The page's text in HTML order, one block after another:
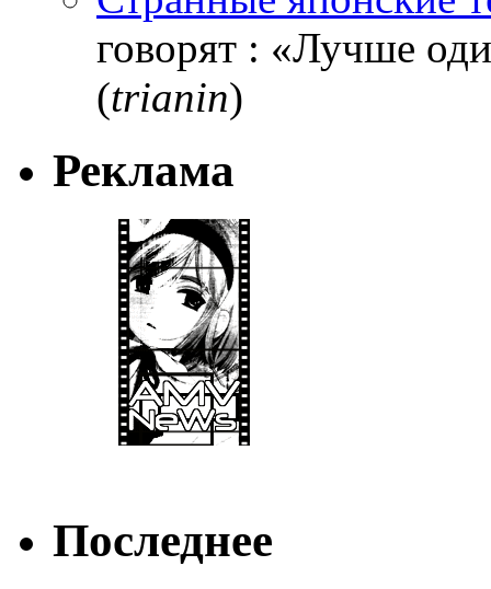
говорят : «Лучше
(trianin)
Реклама
Последнее